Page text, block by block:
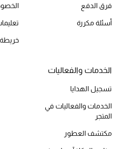
فرق الدفع
أسئلة مكررة
الخدمات والفعاليات
تسجيل الهدايا
الخدمات والفعاليات في
المتجر
مكتشف العطور